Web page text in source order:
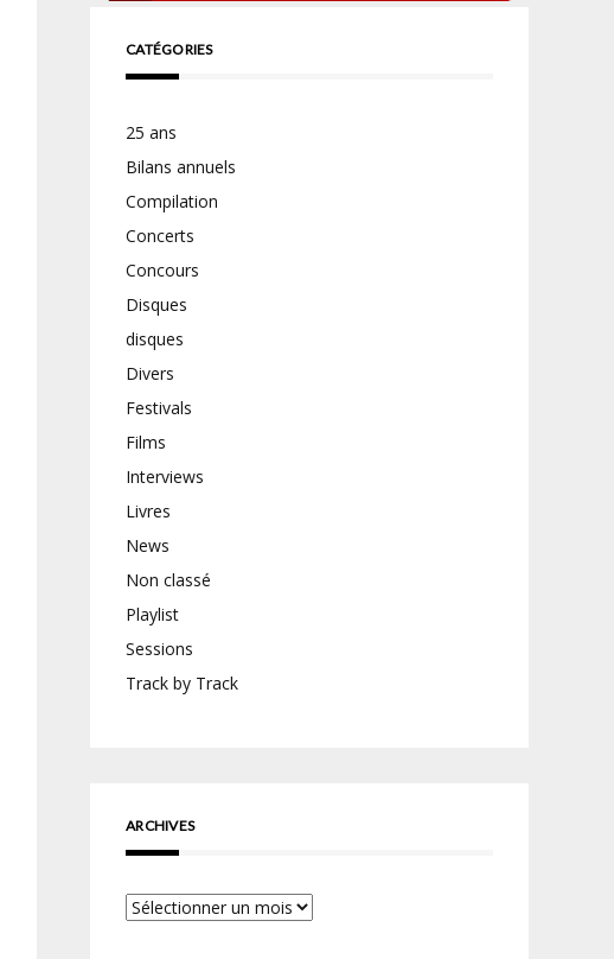
CATÉGORIES
25 ans
Bilans annuels
Compilation
Concerts
Concours
Disques
disques
Divers
Festivals
Films
Interviews
Livres
News
Non classé
Playlist
Sessions
Track by Track
ARCHIVES
Archives